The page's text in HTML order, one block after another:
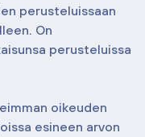
perusteluissaan
On
perusteluissa
oikeuden
esineen arvon